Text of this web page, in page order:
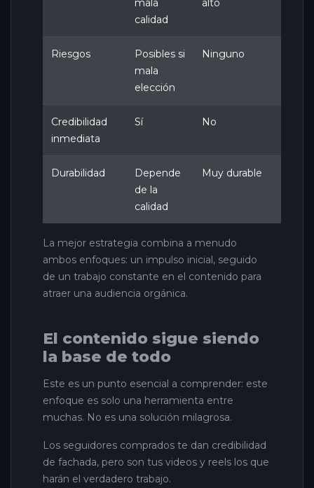
mala
calidad
alto
Riesgos
Posibles si
mala
elección
Ninguno
Credibilidad
inmediata
Sí No
Durabilidad
Depende
de la
calidad
Muy durable
La mejor estrategia combina a menudo
ambos enfoques: un impulso inicial, seguido
de un trabajo constante en el contenido para
atraer una audiencia orgánica.
El contenido sigue siendo
la base de todo
Este es un punto esencial a comprender: este
enfoque es solo una herramienta entre
muchas. No es una solución milagrosa.
Los seguidores comprados te dan credibilidad
de fachada, pero son tus videos y reels los que
harán el verdadero trabajo.